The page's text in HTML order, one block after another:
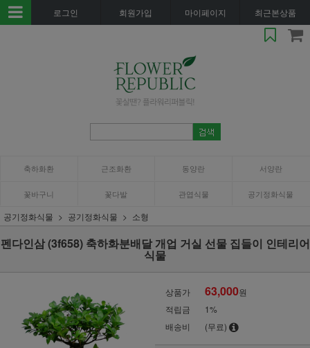
로그인 회원가입 마이페이지 최근본상품
축하화환 근조화환 동양란 서양란
꽃바구니 꽃다발 관엽식물 공기정화식물
공기정화식물 공기정화식물 소형
펜다인삼 (3f658) 축하화분배달 개업 거실 선물 집들이 인테리어
식물
상품가 63,000원
적립금
1%
배송비
(무료)